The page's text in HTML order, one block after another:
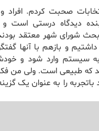
صحبت کردم.
دیدگاه درستی است و
شورای شهر معتقد
و بازهم با آنها
وارد شود و خودش
که طبیعی است. ولی من
باتجربه را به عنوان یک
تکذیب کردید اما